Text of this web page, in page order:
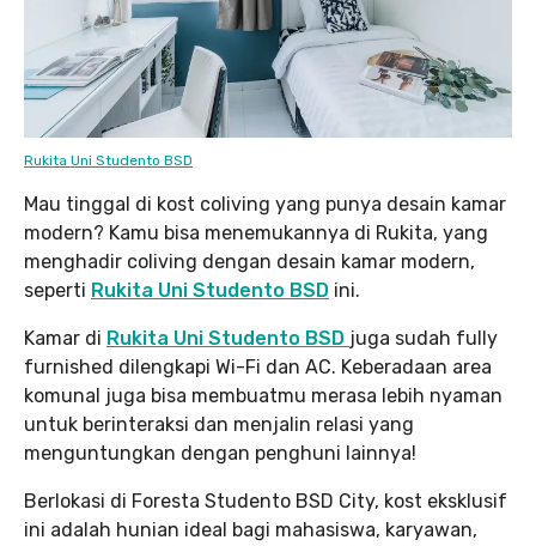
Rukita Uni Studento BSD
Mau tinggal di kost coliving yang punya desain kamar
modern? Kamu bisa menemukannya di Rukita, yang
menghadir coliving dengan desain kamar modern,
seperti Rukita Uni Studento BSD ini.
Kamar di Rukita Uni Studento BSD juga sudah fully
furnished dilengkapi Wi-Fi dan AC. Keberadaan area
komunal juga bisa membuatmu merasa lebih nyaman
untuk berinteraksi dan menjalin relasi yang
menguntungkan dengan penghuni lainnya!
Berlokasi di Foresta Studento BSD City, kost eksklusif
ini adalah hunian ideal bagi mahasiswa, karyawan,